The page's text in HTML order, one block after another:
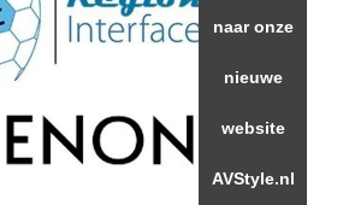
naar onze
nieuwe
website
AVStyle.nl